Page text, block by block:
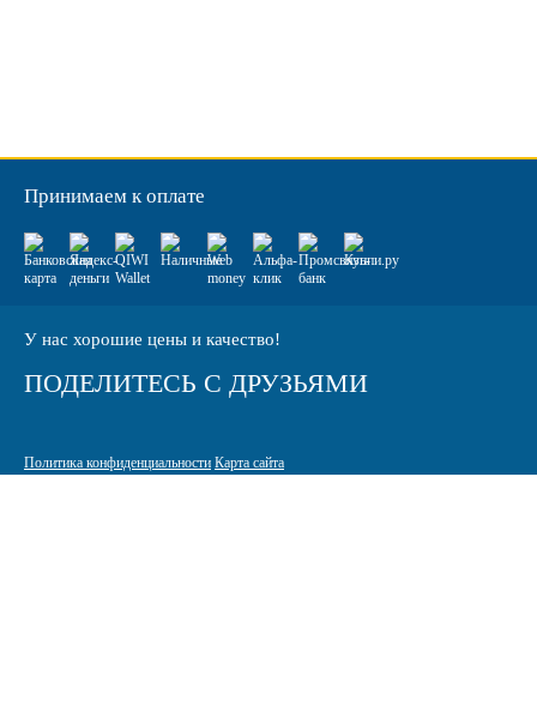
Принимаем к оплате
У нас хорошие цены и качество!
ПОДЕЛИТЕСЬ С ДРУЗЬЯМИ
Политика конфиденциальности Карта сайта